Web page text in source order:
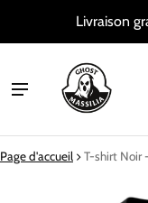
Livraison
Page d'accueil T-shirt Noir